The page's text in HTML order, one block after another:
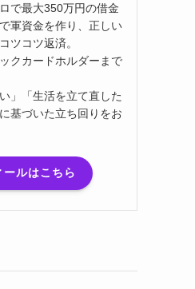
で最大350万円の借金
軍資金を作り、正しい
ツコツ返済。
クカードホルダーまで
」「生活を立て直した
基づいた立ち回りをお
ールはこちら